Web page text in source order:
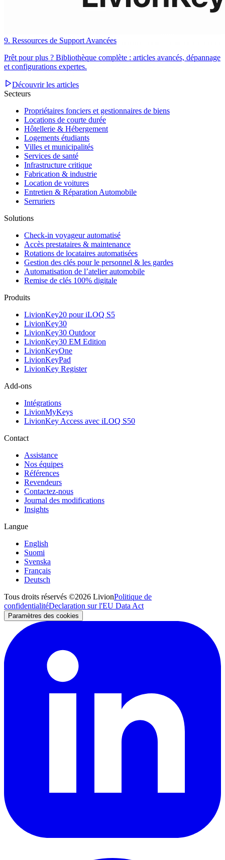
9. Ressources de Support Avancées
Prêt pour plus ? Bibliothèque complète : articles avancés, dépannage
et configurations expertes.
Découvrir les articles
Secteurs
Propriétaires fonciers et gestionnaires de biens
Locations de courte durée
Hôtellerie & Hébergement
Logements étudiants
Villes et municipalités
Services de santé
Infrastructure critique
Fabrication & industrie
Location de voitures
Entretien & Réparation Automobile
Serruriers
Solutions
Check-in voyageur automatisé
Accès prestataires & maintenance
Rotations de locataires automatisées
Gestion des clés pour le personnel & les gardes
Automatisation de l’atelier automobile
Remise de clés 100% digitale
Produits
LivionKey20 pour iLOQ S5
LivionKey30
LivionKey30 Outdoor
LivionKey30 EM Edition
LivionKeyOne
LivionKeyPad
LivionKey Register
Add-ons
Intégrations
LivionMyKeys
LivionKey Access avec iLOQ S50
Contact
Assistance
Nos équipes
Références
Revendeurs
Contactez-nous
Journal des modifications
Insights
Langue
English
Suomi
Svenska
Français
Deutsch
Tous droits réservés ©2026 LivionPolitique de
confidentialitéDeclaration sur l'EU Data Act
Paramètres des cookies